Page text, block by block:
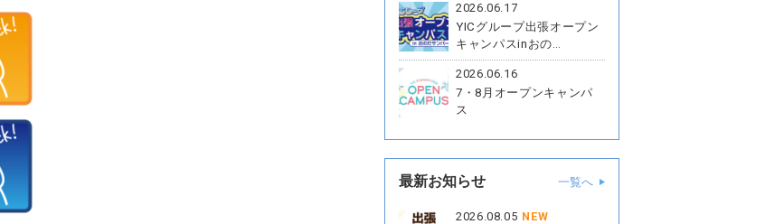
2026.06.17
YICグループ出張オープン
キャンパスinおの…
2026.06.16
7・8月オープンキャンパ
ス
最新お知らせ 一覧へ
2026.08.05 NEW